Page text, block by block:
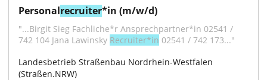
Personalrecruiter*in (m/w/d)
"...Birgit Sieg Fachliche*r Ansprechpartner*in 02541 /
742 104 Jana Lawinsky Recruiter*in 02541 / 742 173..."
Landesbetrieb Straßenbau Nordrhein-Westfalen
(Straßen.NRW)